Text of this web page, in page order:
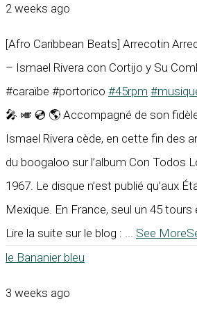
2 weeks ago
[Afro Caribbean Beats] Arrecotin
– Ismael Rivera con Cortijo y Su
#caraïbe #portorico #45rpm
🎤 🎺 💿 🌎 Accompagné de son
Ismael Rivera cède, en cette fin des
du boogaloo sur l’album Con Todos
1967. Le disque n’est publié qu’aux
Mexique. En France, seul un 45 tours
Lire la suite sur le blog :
See More
le Bananier bleu
3 weeks ago